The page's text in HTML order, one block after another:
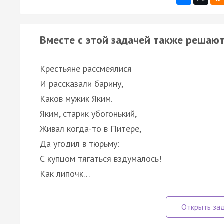
Вместе с этой задачей также
Крестьяне рассмеялися
И рассказали барину,
Каков мужик Яким.
Яким, старик убогонький,
Живал когда-то в Питере,
Да угодил в тюрьму:
С купцом тягаться вздумалось!
Как липочк…